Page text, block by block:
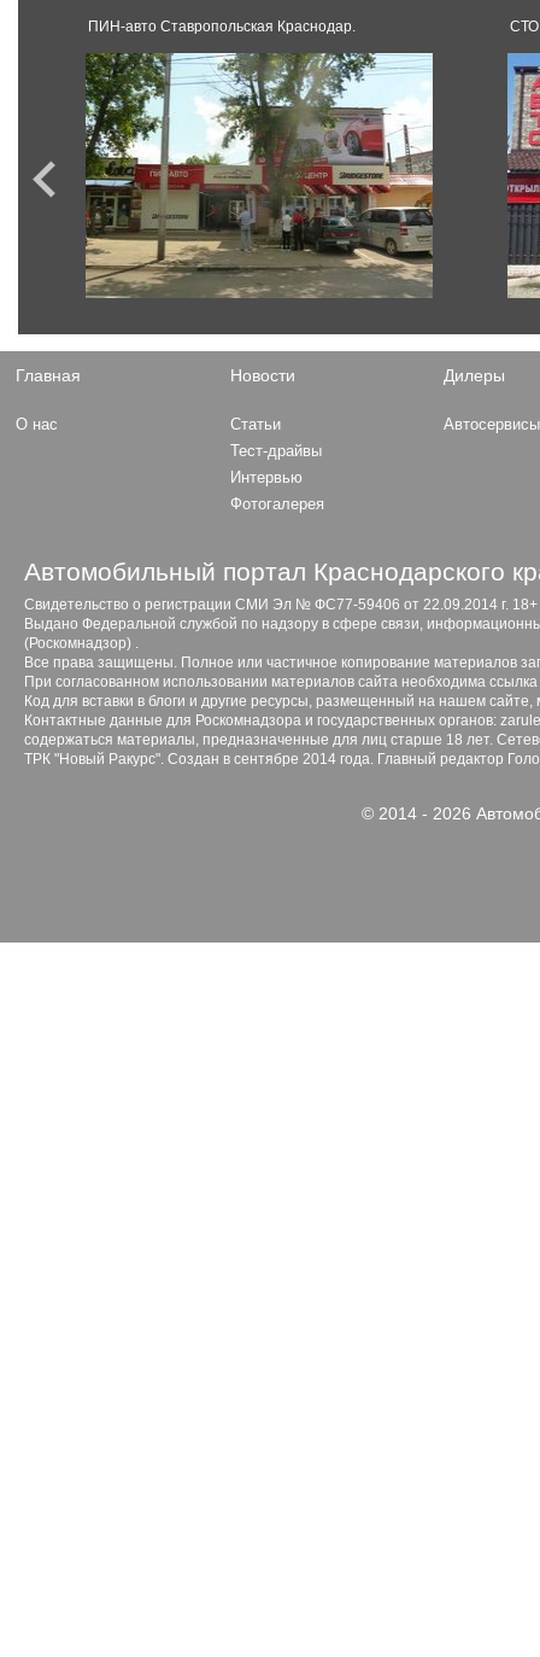
ПИН-авто Ставропольская Краснодар. СТО
Главная
О нас
Новости
Статьи
Тест-драйвы
Интервью
Фотогалерея
Дилеры
Автосервисы
Автомобильный портал Краснодарского
Свидетельство о регистрации СМИ Эл № ФС77-59406 от 22.09.2014 г. 18+
Выдано Федеральной службой по надзору в сфере связи,
(Роскомнадзор) .
Все права защищены. Полное или частичное копирование материалов
При согласованном использовании материалов сайта необходима ссылка
Код для вставки в блоги и другие ресурсы, размещенный на нашем сайте,
Контактные данные для Роскомнадзора и государственных органов:
содержаться материалы, предназначенные для лиц старше 18 лет.
ТРК "Новый Ракурс". Создан в сентябре 2014 года. Главный редактор
© 2014 - 2026